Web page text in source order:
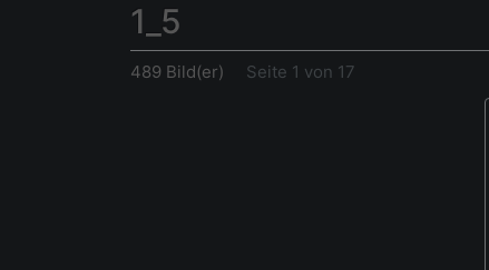
1_5
489 Bild(er) Seite 1 von 17